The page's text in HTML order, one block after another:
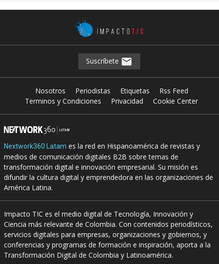
Suscríbete
Nosotros Periodistas Etiquetas
Rss Feed
Terminos y Condiciones
Privacidad Cookie Center
Nextwork360 Latam es la red en Hispanoamérica de revistas y
medios de comunicación digitales B2B sobre temas de
transformación digital e innovación empresarial. Su misión es
difundir la cultura digital y emprendedora en las organizaciones de
América Latina.
Impacto TIC es el medio digital de Tecnología, Innovación y
Ciencia más relevante de Colombia. Con contenidos periodísticos,
servicios digitales para empresas, organizaciones y gobiernos, y
conferencias y programas de formación e inspiración, aporta a la
Transformación Digital de Colombia y Latinoamérica.